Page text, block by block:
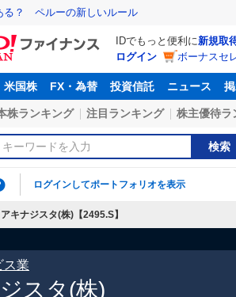
る？ ペルーの新しいルール
IDでもっと便利に新規取
ログイン
ボーナスセ
米国株 FX・為替 投資信託 ニュース
株ランキング 注目ランキング 株主優待ラ
検索
ログインしてポートフォリオを表示
アキナジスタ(株)【2495.S】
スタ(株)
ス業